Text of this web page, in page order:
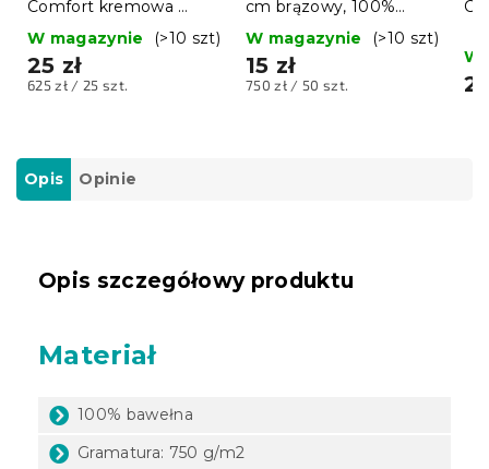
Comfort kremowa ​​
W magazynie (>10 szt)
25 zł
Cena
625 zł / 25 szt.
cm brązowy, 100%
W magazynie (>10 szt)
15 zł
Cena
750 zł / 50 szt.
W
Opis Opinie
Opis szczegółowy produktu
Materiał
100% bawełna
Gramatura: 750 g/m2